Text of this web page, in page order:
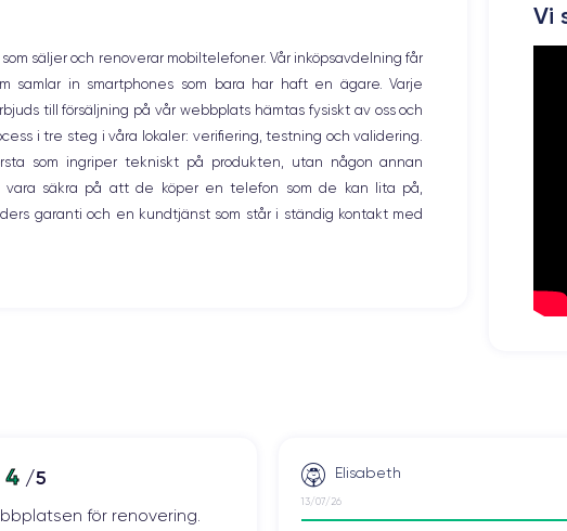
säljer och renoverar mobiltelefoner. Vår inköpsavdelning får
samlar in smartphones som bara har haft en ägare. Varje
till försäljning på vår webbplats hämtas fysiskt av oss och
i tre steg i våra lokaler: verifiering, testning och validering.
som ingriper tekniskt på produkten, utan någon annan
vara säkra på att de köper en telefon som de kan lita på,
garanti och en kundtjänst som står i ständig kontakt med
Vi
4/5
för renovering.
Elisabeth
13/07/26